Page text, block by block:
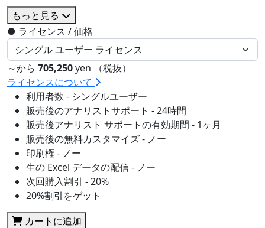
もっと見る
● ライセンス / 価格
～から 705,250yen （税抜）
ライセンスについて
利用者数 - シングルユーザー
販売後のアナリストサポート - 24時間
販売後アナリスト サポートの有効期間 - 1ヶ月
販売後の無料カスタマイズ - ノー
印刷権 - ノー
生の Excel データの配信 - ノー
次回購入割引 - 20%
20%割引をゲット
カートに追加